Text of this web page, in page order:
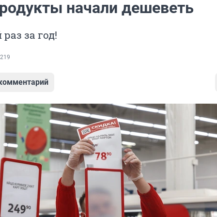
начали дешеветь
за год!
219